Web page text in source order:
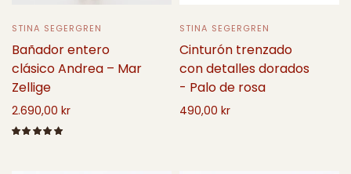
STINA SEGERGREN
Bañador entero
clásico Andrea – Mar
Zellige
2.690,00 kr
Seleccione opciones
STINA SEGERGREN
Cinturón trenzado
con detalles dorados
- Palo de rosa
490,00 kr